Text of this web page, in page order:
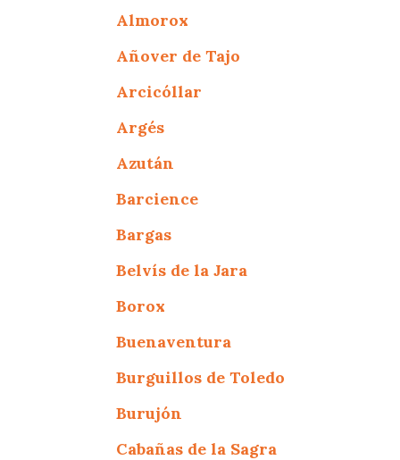
Almorox
Añover de Tajo
Arcicóllar
Argés
Azután
Barcience
Bargas
Belvís de la Jara
Borox
Buenaventura
Burguillos de Toledo
Burujón
Cabañas de la Sagra